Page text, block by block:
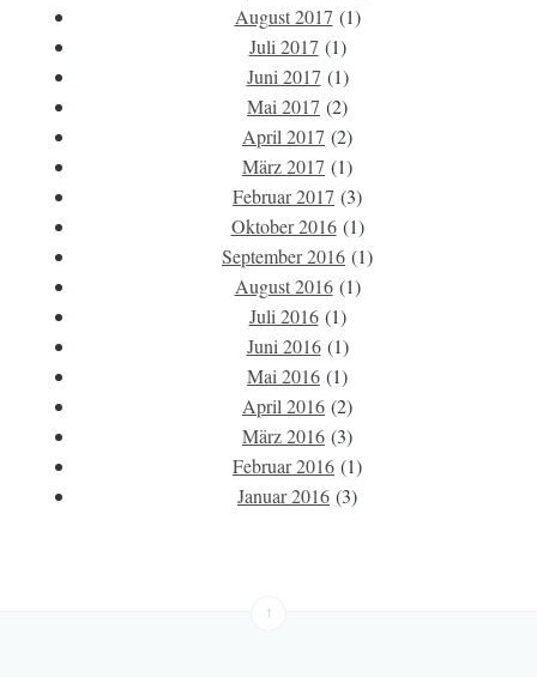
August 2017 (1)
Juli 2017 (1)
Juni 2017 (1)
Mai 2017 (2)
April 2017 (2)
März 2017 (1)
Februar 2017 (3)
Oktober 2016(1)
September 2016 (1)
August 2016(1)
Juli 2016(1)
Juni 2016(1)
Mai 2016 (1)
April 2016 (2)
März 2016 (3)
Februar 2016 (1)
Januar 2016 (3)
↑